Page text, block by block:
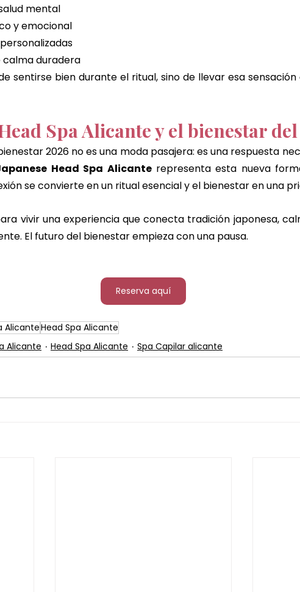
mental
y emocional
calma duradera
sentirse bien durante el ritual, sino de llevar esa sensación
Spa Alicante y el bienestar
2026 no es una moda pasajera: es una respuesta
Head Spa Alicante representa esta nueva
se convierte en un ritual esencial y el bienestar en una
vivir una experiencia que conecta tradición japonesa,
El futuro del bienestar empieza con una pausa.
Reserva aquí
AlicanteHead Spa Alicante
Alicante
Head Spa Alicante Spa Capilar alicante